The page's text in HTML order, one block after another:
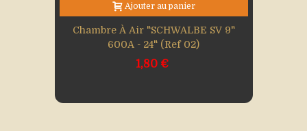
Ajouter au panier
Chambre À Air "SCHWALBE SV 9"
600A - 24" (Ref 02)
1,80 €